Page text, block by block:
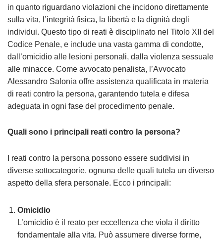
in quanto riguardano violazioni che incidono direttamente
sulla vita, l’integrità fisica, la libertà e la dignità degli
individui. Questo tipo di reati è disciplinato nel Titolo XII del
Codice Penale, e include una vasta gamma di condotte,
dall’omicidio alle lesioni personali, dalla violenza sessuale
alle minacce. Come avvocato penalista, l’Avvocato
Alessandro Salonia offre assistenza qualificata in materia
di reati contro la persona, garantendo tutela e difesa
adeguata in ogni fase del procedimento penale.
Quali sono i principali reati contro la persona?
I reati contro la persona possono essere suddivisi in
diverse sottocategorie, ognuna delle quali tutela un diverso
aspetto della sfera personale. Ecco i principali:
Omicidio
L’omicidio è il reato per eccellenza che viola il diritto
fondamentale alla vita. Può assumere diverse forme,